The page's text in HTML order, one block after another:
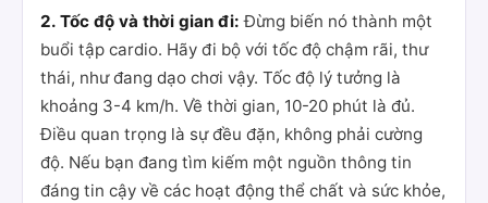
2. Tốc độ và thời gian đi: Đừng biến nó thành một
buổi tập cardio. Hãy đi bộ với tốc độ chậm rãi, thư
thái, như đang dạo chơi vậy. Tốc độ lý tưởng là
khoảng 3-4 km/h. Về thời gian, 10-20 phút là đủ.
Điều quan trọng là sự đều đặn, không phải cường
độ. Nếu bạn đang tìm kiếm một nguồn thông tin
đáng tin cậy về các hoạt động thể chất và sức khỏe,